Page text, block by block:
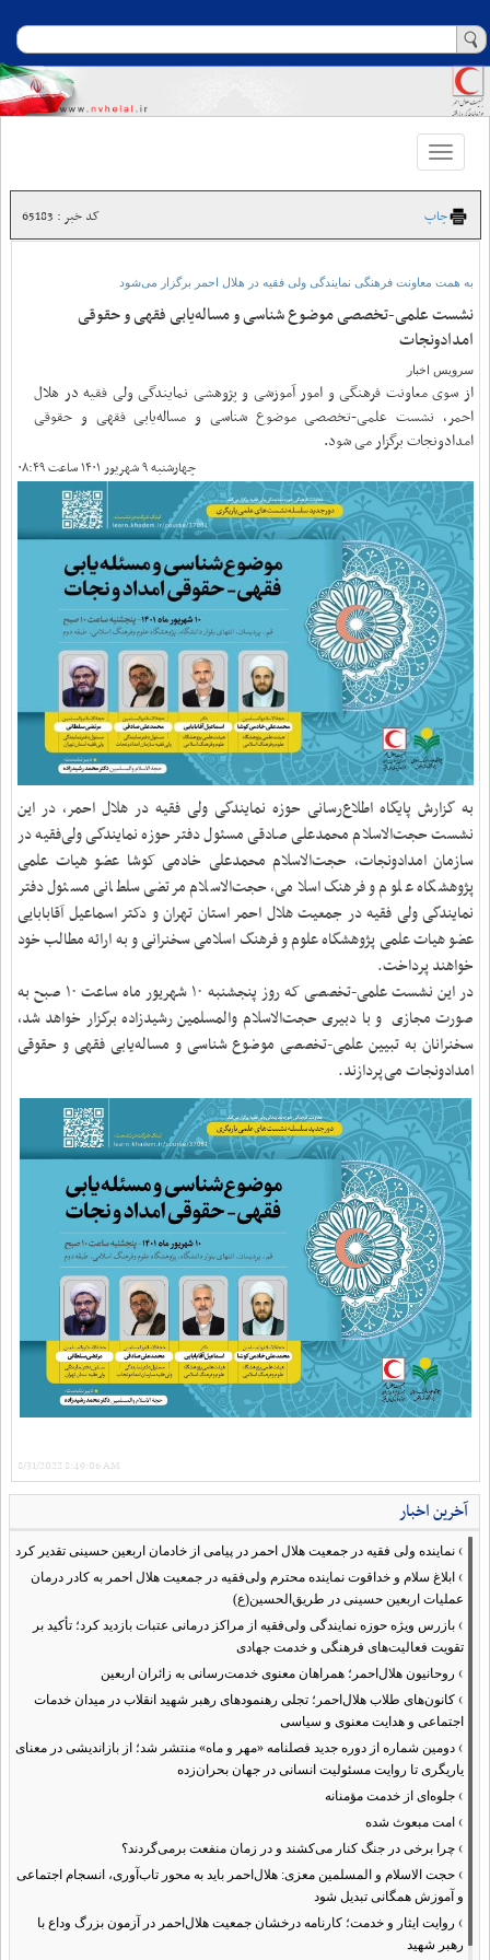
Toggle
navigation
چاپ کد خبر : 65183
به همت معاونت فرهنگی نمایندگی ولی فقیه در هلال احمر برگزار می‌شود
نشست علمی-تخصصی موضوع شناسی و مساله‌یابی فقهی و حقوقی
امدادونجات
سرویس اخبار
از سوی معاونت فرهنگی و امور آموزشی و پژوهشی نمایندگی ولی فقیه در هلال
احمر، نشست علمی-تخصصی موضوع شناسی و مساله‌یابی فقهی و حقوقی
امدادونجات برگزار می شود.
چهارشنبه ۹ شهریور ۱۴۰۱ ساعت ۰۸:۴۹
به گزارش پایگاه اطلاع‌رسانی حوزه نمایندگی ولی فقیه در هلال احمر، در این
نشست حجت‌الاسلام محمدعلی صادقی مسئول دفتر حوزه نمایندگی ولی‌فقیه در
سازمان امدادونجات، حجت‌الاسلام محمدعلی خادمی کوشا عضو هیات علمی
پژوهشگاه علوم و فرهنگ اسلامی، حجت‌الاسلام مرتضی سلطانی مسئول دفتر
نمایندگی ولی فقیه در جمعیت هلال احمر استان تهران و دکتر اسماعیل آقابابایی
عضو هیات علمی پژوهشگاه علوم و فرهنگ اسلامی سخنرانی و به ارائه مطالب خود
خواهند پرداخت.
در این نشست علمی-تخصصی که روز پنجشنبه ۱۰ شهریور ماه ساعت ۱۰ صبح به
صورت مجازی و با دبیری حجت‌الاسلام والمسلمین رشیدزاده‌ برگزار خواهد شد،
سخنرانان به تبیین علمی-تخصصی موضوع شناسی و مساله‌یابی فقهی و حقوقی
امدادونجات می‌پردازند.
8/31/2022 8:49:06 AM
آخرین اخبار
› نماینده ولی فقیه در جمعیت هلال احمر در پیامی از خادمان اربعین حسینی تقدیر کرد
› ابلاغ سلام و خداقوت نماینده محترم ولی‌فقیه در جمعیت هلال احمر به کادر درمان
عملیات اربعین حسینی در طریق‌الحسین(ع)
› بازرس ویژه حوزه نمایندگی ولی‌فقیه از مراکز درمانی عتبات بازدید کرد؛ تأکید بر
تقویت فعالیت‌های فرهنگی و خدمت جهادی
› روحانیون هلال‌احمر؛ همراهان معنوی خدمت‌رسانی به زائران اربعین
› کانون‌های طلاب هلال‌احمر؛ تجلی رهنمودهای رهبر شهید انقلاب در میدان خدمات
اجتماعی و هدایت معنوی و سیاسی
› دومین شماره از دوره جدید فصلنامه «مهر و ماه» منتشر شد؛ از بازاندیشی در معنای
یاریگری تا روایت مسئولیت انسانی در جهان بحران‌زده
› جلوه‌ای از خدمت مؤمنانه
› امت مبعوث شده
› چرا برخی در جنگ کنار می‌کشند و در زمان منفعت برمی‌گردند؟
› حجت الاسلام و المسلمین معزی: هلال‌احمر باید به محور تاب‌آوری، انسجام اجتماعی
و آموزش همگانی تبدیل شود
› روایت ایثار و خدمت؛ کارنامه درخشان جمعیت هلال‌احمر در آزمون بزرگ وداع با
رهبر شهید